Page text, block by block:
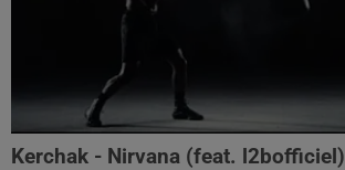
Kerchak - Nirvana (feat. ‪l2bofficiel‬)